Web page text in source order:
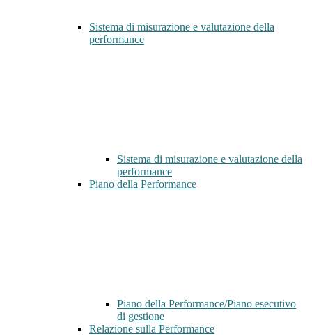
Sistema di misurazione e valutazione della
performance
Sistema di misurazione e valutazione della
performance
Piano della Performance
Piano della Performance/Piano esecutivo
di gestione
Relazione sulla Performance